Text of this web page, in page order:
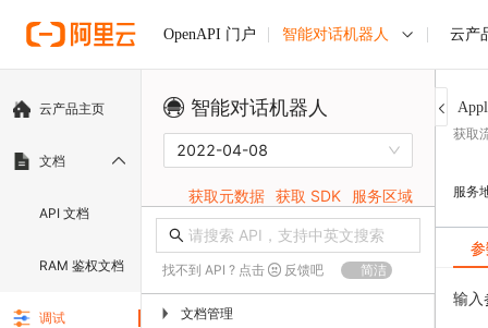
OpenAPI 门户 智能对话机器人 云产
云产品主页
文档
API 文档
RAM 鉴权文档
调试
智能对话机器人
2022-04-08
获取元数据 获取 SDK 服务区域
找不到 API ? 点击 反馈吧 简洁
▶ 文档管理
获取
服务
输入